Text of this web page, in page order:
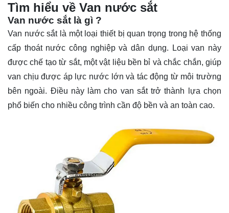
Tìm hiểu về Van nước sắt
Van nước sắt là gì ?
Van nước sắt là một loại thiết bị quan trọng trong hệ thống
cấp thoát nước công nghiệp và dân dụng. Loại van này
được chế tạo từ sắt, một vật liệu bền bỉ và chắc chắn, giúp
van chịu được áp lực nước lớn và tác động từ môi trường
bên ngoài. Điều này làm cho van sắt trở thành lựa chọn
phổ biến cho nhiều công trình cần độ bền và an toàn cao.